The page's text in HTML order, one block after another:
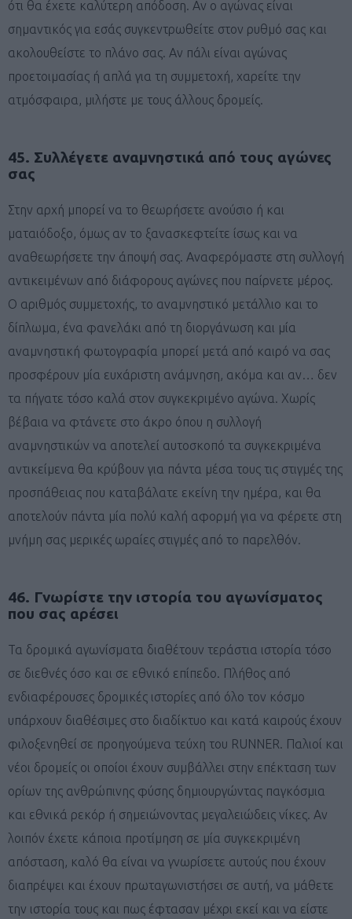
ότι θα έχετε καλύτερη απόδοση. Αν ο αγώνας είναι
σημαντικός για εσάς συγκεντρωθείτε στον ρυθμό σας και
ακολουθείστε το πλάνο σας. Αν πάλι είναι αγώνας
προετοιμασίας ή απλά για τη συμμετοχή, χαρείτε την
ατμόσφαιρα, μιλήστε με τους άλλους δρομείς.
45. Συλλέγετε αναμνηστικά από τους αγώνες
σας
Στην αρχή μπορεί να το θεωρήσετε ανούσιο ή και
ματαιόδοξο, όμως αν το ξανασκεφτείτε ίσως και να
αναθεωρήσετε την άποψή σας. Αναφερόμαστε στη συλλογή
αντικειμένων από διάφορους αγώνες που παίρνετε μέρος.
Ο αριθμός συμμετοχής, το αναμνηστικό μετάλλιο και το
δίπλωμα, ένα φανελάκι από τη διοργάνωση και μία
αναμνηστική φωτογραφία μπορεί μετά από καιρό να σας
προσφέρουν μία ευχάριστη ανάμνηση, ακόμα και αν… δεν
τα πήγατε τόσο καλά στον συγκεκριμένο αγώνα. Χωρίς
βέβαια να φτάνετε στο άκρο όπου η συλλογή
αναμνηστικών να αποτελεί αυτοσκοπό τα συγκεκριμένα
αντικείμενα θα κρύβουν για πάντα μέσα τους τις στιγμές της
προσπάθειας που καταβάλατε εκείνη την ημέρα, και θα
αποτελούν πάντα μία πολύ καλή αφορμή για να φέρετε στη
μνήμη σας μερικές ωραίες στιγμές από το παρελθόν.
46. Γνωρίστε την ιστορία του αγωνίσματος
που σας αρέσει
Τα δρομικά αγωνίσματα διαθέτουν τεράστια ιστορία τόσο
σε διεθνές όσο και σε εθνικό επίπεδο. Πλήθος από
ενδιαφέρουσες δρομικές ιστορίες από όλο τον κόσμο
υπάρχουν διαθέσιμες στο διαδίκτυο και κατά καιρούς έχουν
φιλοξενηθεί σε προηγούμενα τεύχη του RUNNER. Παλιοί και
νέοι δρομείς οι οποίοι έχουν συμβάλλει στην επέκταση των
ορίων της ανθρώπινης φύσης δημιουργώντας παγκόσμια
και εθνικά ρεκόρ ή σημειώνοντας μεγαλειώδεις νίκες. Αν
λοιπόν έχετε κάποια προτίμηση σε μία συγκεκριμένη
απόσταση, καλό θα είναι να γνωρίσετε αυτούς που έχουν
διαπρέψει και έχουν πρωταγωνιστήσει σε αυτή, να μάθετε
την ιστορία τους και πως έφτασαν μέχρι εκεί και να είστε